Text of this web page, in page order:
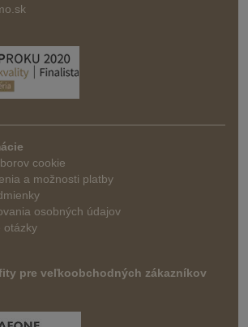
cookie
a možnosti platby
osobných údajov
otázky
pre veľkoobchodných zákazníkov